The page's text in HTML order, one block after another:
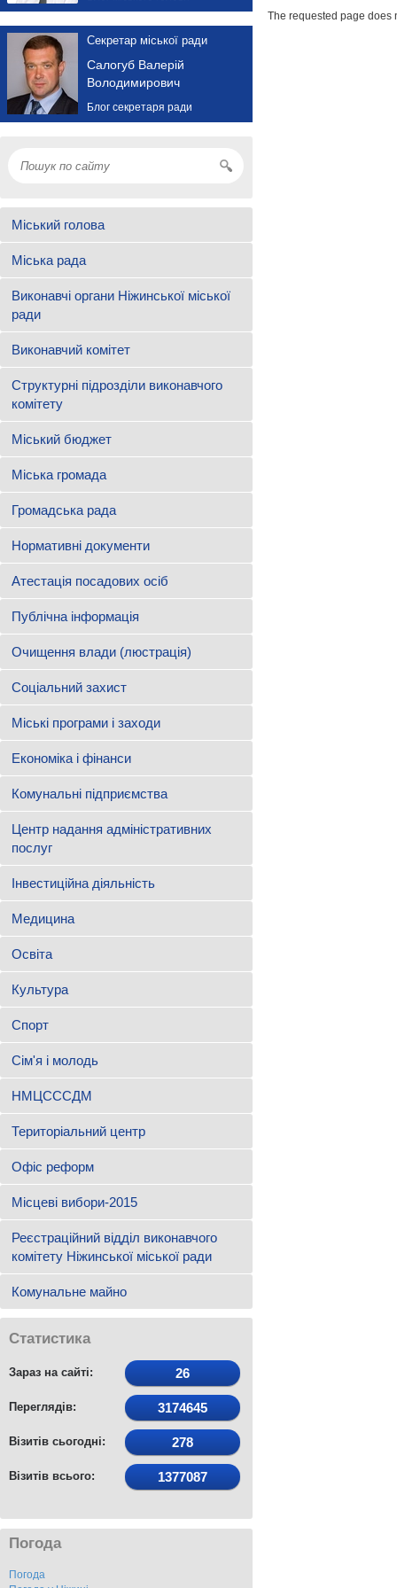
Секретар міської ради
Салогуб Валерій
Володимирович
Блог секретаря ради
Міський голова
Міська рада
Виконавчі органи Ніжинської міської
ради
Виконавчий комітет
Структурні підрозділи виконавчого
комітету
Міський бюджет
Міська громада
Громадська рада
Нормативні документи
Атестація посадових осіб
Публічна інформація
Очищення влади (люстрація)
Соціальний захист
Міські програми і заходи
Економіка і фінанси
Комунальні підприємства
Центр надання адміністративних
послуг
Інвестиційна діяльність
Медицина
Освіта
Культура
Спорт
Сім'я і молодь
НМЦСССДМ
Територіальний центр
Офіс реформ
Місцеві вибори-2015
Реєстраційний відділ виконавчого
комітету Ніжинської міської ради
Комунальне майно
Статистика
Зараз на сайті: 26
Переглядів: 3174645
Візитів сьогодні: 278
Візитів всього: 1377087
Погода
Погода
The requested page does